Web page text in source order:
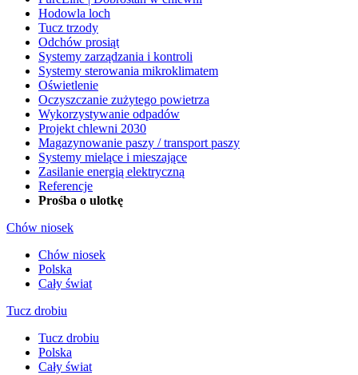
Hodowla loch
Tucz trzody
Odchów prosiąt
Systemy zarządzania i kontroli
Systemy sterowania mikroklimatem
Oświetlenie
Oczyszczanie zużytego powietrza
Wykorzystywanie odpadów
Projekt chlewni 2030
Magazynowanie paszy / transport paszy
Systemy mielące i mieszające
Zasilanie energią elektryczną
Referencje
Prośba o ulotkę
Chów niosek
Chów niosek
Polska
Cały świat
Tucz drobiu
Tucz drobiu
Polska
Cały świat